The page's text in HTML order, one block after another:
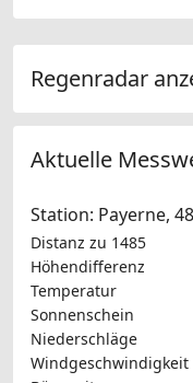
Regenradar
Aktuelle
Station: Payerne,
Distanz zu 1485
Höhendifferenz
Temperatur
Sonnenschein
Niederschläge
Windgeschwindigkeit